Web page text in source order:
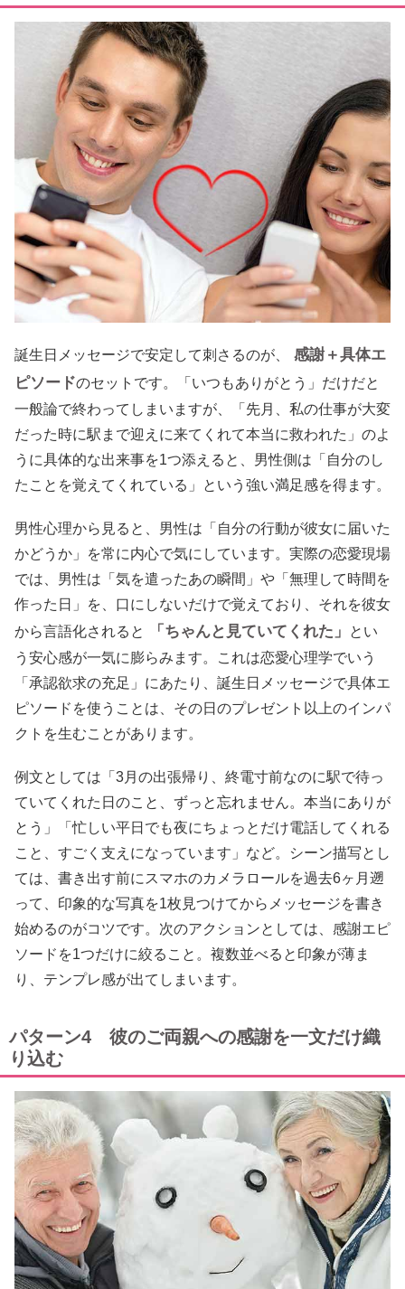
誕生日メッセージで安定して刺さるのが、
感謝＋具体エ
ピソードのセットです。「いつもありがとう」だけだと
一般論で終わってしまいますが、「先月、私の仕事が大変
だった時に駅まで迎えに来てくれて本当に救われた」のよ
うに具体的な出来事を1つ添えると、男性側は「自分のし
たことを覚えてくれている」という強い満足感を得ます。
男性心理から見ると、男性は「自分の行動が彼女に届いた
かどうか」を常に内心で気にしています。実際の恋愛現場
では、男性は「気を遣ったあの瞬間」や「無理して時間を
作った日」を、口にしないだけで覚えており、それを彼女
から言語化されると
「ちゃんと見ていてくれた」
とい
う安心感が一気に膨らみます。これは恋愛心理学でいう
「承認欲求の充足」にあたり、誕生日メッセージで具体エ
ピソードを使うことは、その日のプレゼント以上のインパ
クトを生むことがあります。
例文としては「3月の出張帰り、終電寸前なのに駅で待っ
ていてくれた日のこと、ずっと忘れません。本当にありが
とう」「忙しい平日でも夜にちょっとだけ電話してくれる
こと、すごく支えになっています」など。シーン描写とし
ては、書き出す前にスマホのカメラロールを過去6ヶ月遡
って、印象的な写真を1枚見つけてからメッセージを書き
始めるのがコツです。次のアクションとしては、感謝エピ
ソードを1つだけに絞ること。複数並べると印象が薄ま
り、テンプレ感が出てしまいます。
パターン4 彼のご両親への感謝を一文だけ織
り込む